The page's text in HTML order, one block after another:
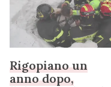
Rigopiano un
anno dopo,